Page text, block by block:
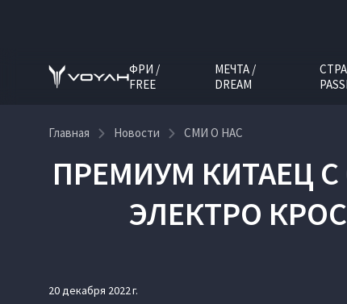
ФРИ /
FREE
МЕЧТА /
DREAM
Главная Новости СМИ О НАС
ПРЕМИУМ КИТАЕЦ
ЭЛЕКТРО
20 декабря 2022 г.